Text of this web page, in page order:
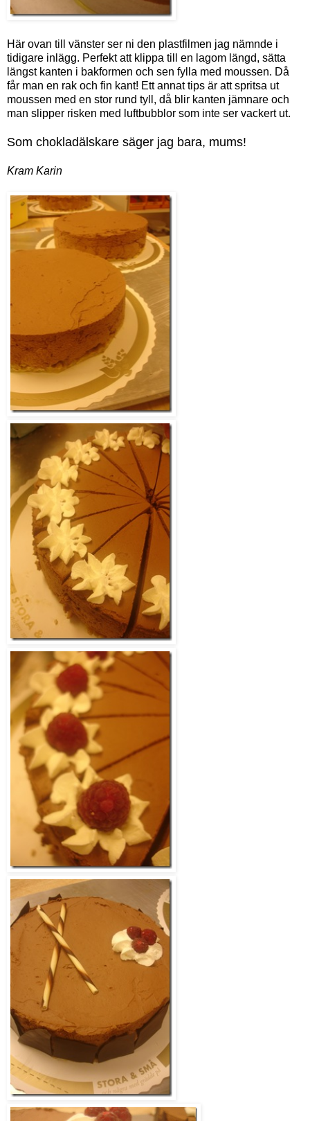
Här ovan till vänster ser ni den plastfilmen jag nämnde i
tidigare inlägg. Perfekt att klippa till en lagom längd, sätta
längst kanten i bakformen och sen fylla med moussen. Då
får man en rak och fin kant! Ett annat tips är att spritsa ut
moussen med en stor rund tyll, då blir kanten jämnare och
man slipper risken med luftbubblor som inte ser vackert ut.
Som chokladälskare säger jag bara, mums!
Kram Karin